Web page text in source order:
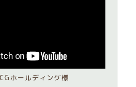
ホールディング様